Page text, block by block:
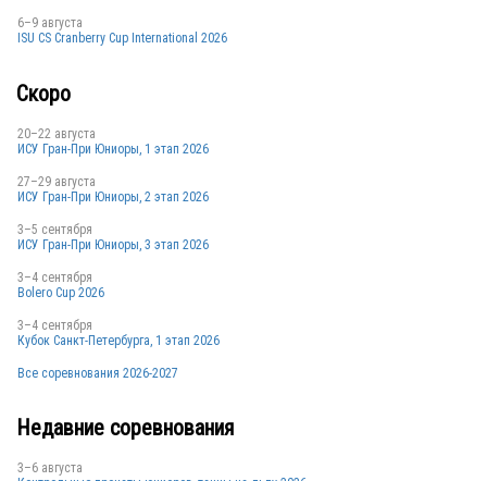
6–9 августа
ISU CS Cranberry Cup International 2026
Скоро
20–22 августа
ИСУ Гран-При Юниоры, 1 этап 2026
27–29 августа
ИСУ Гран-При Юниоры, 2 этап 2026
3–5 сентября
ИСУ Гран-При Юниоры, 3 этап 2026
3–4 сентября
Bolero Cup 2026
3–4 сентября
Кубок Санкт-Петербурга, 1 этап 2026
Все соревнования 2026-2027
Недавние соревнования
3–6 августа